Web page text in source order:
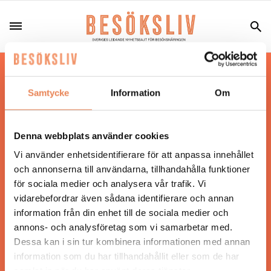
Samtycke Information Om
Denna webbplats använder cookies
Vi använder enhetsidentifierare för att anpassa innehållet
och annonserna till användarna, tillhandahålla funktioner
för sociala medier och analysera vår trafik. Vi
vidarebefordrar även sådana identifierare och annan
information från din enhet till de sociala medier och
annons- och analysföretag som vi samarbetar med.
Dessa kan i sin tur kombinera informationen med annan
information som du har tillhandahållit eller som de har
Hos oss läser du landets mest uppdaterade
nyheter och snackisar inom besöksnäringen.
Besöksliv i sin tryckta form är ett affärsmagasin
Tidningen ges ut avVisita
ANSVARIG UTGIVARE
Jonas Siljhammar
UPPHOVSRÄTT